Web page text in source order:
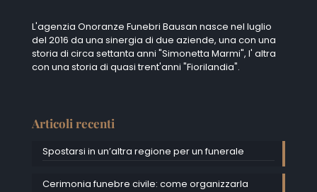
L'agenzia Onoranze Funebri Bausan nasce nel luglio
del 2016 da una sinergia di due aziende, una con una
storia di circa settanta anni "Simonetta Marmi", I' altra
con una storia di quasi trent'anni "Fiorilandia".
Articoli recenti
Spostarsi in un’altra regione per un funerale
Cerimonia funebre civile: come organizzarla